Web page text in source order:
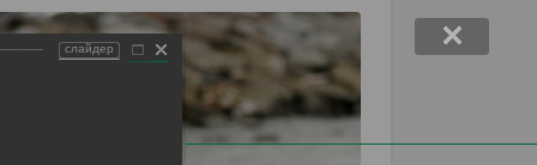
слайдер